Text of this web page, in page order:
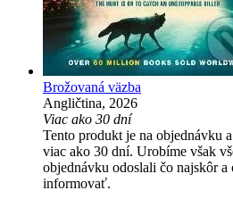
Brožovaná väzba
Angličtina, 2026
Viac ako 30 dní
Tento produkt je na objednávku
viac ako 30 dní. Urobíme však
objednávku odoslali čo najskôr a
informovať.